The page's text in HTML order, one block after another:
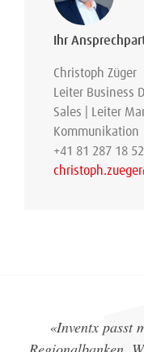
Ihr
Christoph Züger
Leiter Business
Sales | Leiter
Kommunikation
+41 81 287 18 52
«Inventx passt